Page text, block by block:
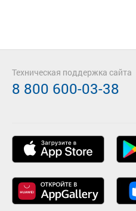
Техническая поддержка сайта
8 800 600-03-38